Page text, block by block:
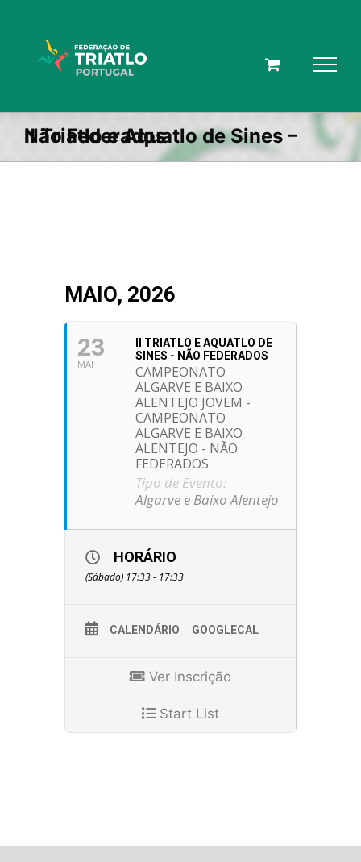
II Triatlo e Aquatlo de Sines – Não Federados
MAIO, 2026
23
MAI
II TRIATLO E AQUATLO DE
SINES - NÃO FEDERADOS
CAMPEONATO
ALGARVE E BAIXO
ALENTEJO JOVEM -
CAMPEONATO
ALGARVE E BAIXO
ALENTEJO - NÃO
FEDERADOS
Tipo de Evento:
Algarve e Baixo Alentejo
HORÁRIO
(Sábado) 17:33 - 17:33
CALENDÁRIO GOOGLECAL
Ver Inscrição
Start List